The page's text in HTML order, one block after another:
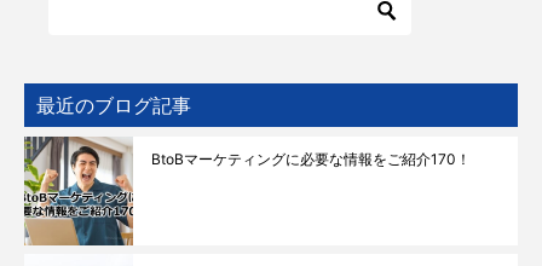
最近のブログ記事
BtoBマーケティングに必要な情報をご紹介170！